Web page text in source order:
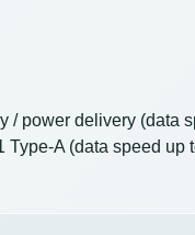
/ power delivery
A (data speed